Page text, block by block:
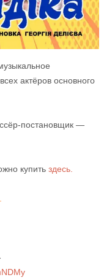
актёров основного
постановщик —
купить здесь.